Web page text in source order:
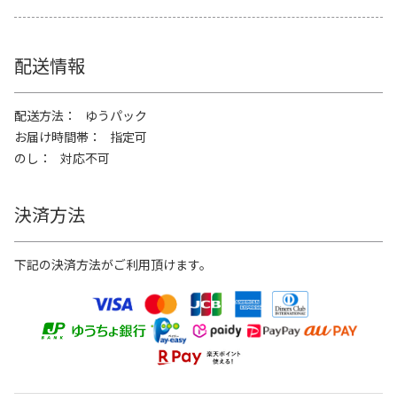
配送情報
配送方法
ゆうパック
お届け時間帯
指定可
のし
対応不可
決済方法
下記の決済方法がご利用頂けます。